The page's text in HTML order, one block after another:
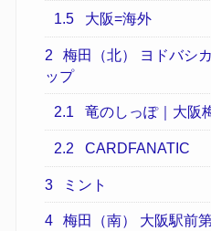
1.5 大阪=海外
2
梅田（北） ヨドバシ
ップ
2.1 竜のしっぽ｜大阪
2.2 CARDFANATIC
3 ミント
4 梅田（南） 大阪駅前